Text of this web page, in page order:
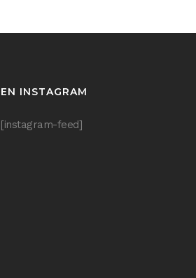
EN INSTAGRAM
[instagram-feed]